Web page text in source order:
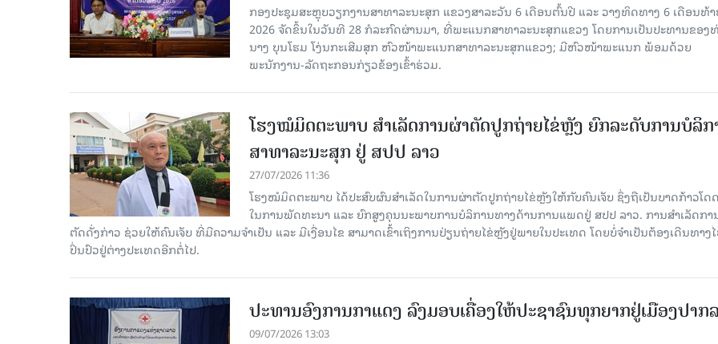
ກອງປະຊຸມສະຫຼຸບວຽກງານສາທາລະນະສຸກ ແຂວງສາລະວັນ 6 ເດືອນຕົ້ນປີ ແລະ ວາງທິດທາງ 6 ເດືອນທ້
2026 ຈັດຂຶ້ນໃນວັນທີ 28 ກໍລະກົດຜ່ານມາ, ທີ່ພະແນກສາທາລະນະສຸກແຂວງ ໂດຍການເປັນປະທານຂອງ
ນາງ ບຸນໂຮມ ໂງ່ນກະເສີມສຸກ ຫົວໜ້າພະແນກສາທາລະນະສຸກແຂວງ; ມີຫົວໜ້າພະແນກ ພ້ອມດ້ວຍ
ພະນັກງານ-ລັດຖະກອນກ່ຽວຂ້ອງເຂົ້າຮ່ວມ.
ໂຮງໝໍມິດຕະພາບ ສໍາເລັດການຜ່າຕັດປູກຖ່າຍໄຂ່ຫຼັງ ຍົກລະດັບການບໍລິກ
ສາທາລະນະສຸກ ຢູ່ ສປປ ລາວ
27/07/2026 11:36
ໂຮງໝໍມິດຕະພາບ ໄດ້ປະສົບຜົນສໍາເລັດໃນການຜ່າຕັດປູກຖ່າຍໄຂ່ຫຼັງໃຫ້ກັບຄົນເຈັບ ຊຶ່ງຖືເປັນບາດກ້າວໂດ
ໃນການພັດທະນາ ແລະ ຍົກສູງຄຸນນະພາບການບໍລິການທາງດ້ານການແພດຢູ່ ສປປ ລາວ. ການສໍາເລັດກາ
ຕັດດັ່ງກ່າວ ຊ່ວຍໃຫ້ຄົນເຈັບ ທີ່ມີຄວາມຈໍາເປັນ ແລະ ມີເງື່ອນໄຂ ສາມາດເຂົ້າເຖິງການປ່ຽນຖ່າຍໄຂ່ຫຼັງຢູ່ພາຍໃນປະເທດ ໂດຍບໍ່ຈໍາເປັນຕ້ອງເດີນທາງ
ປິ່ນປົວຢູ່ຕ່າງປະເທດອີກຕໍ່ໄປ.
ປະທານອົງການກາແດງ ລົງມອບເຄື່ອງໃຫ້ປະຊາຊົນທຸກຍາກຢູ່ເມືອງປາກ
09/07/2026 13:03
15.039(06-08-